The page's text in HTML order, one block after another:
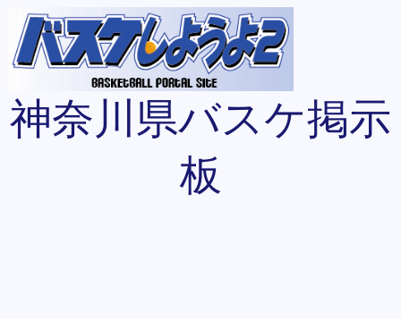
神奈川県バスケ掲示
板